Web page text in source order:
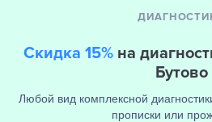
Скидка 15% на
Бутово
Любой вид комплексной
прописки или